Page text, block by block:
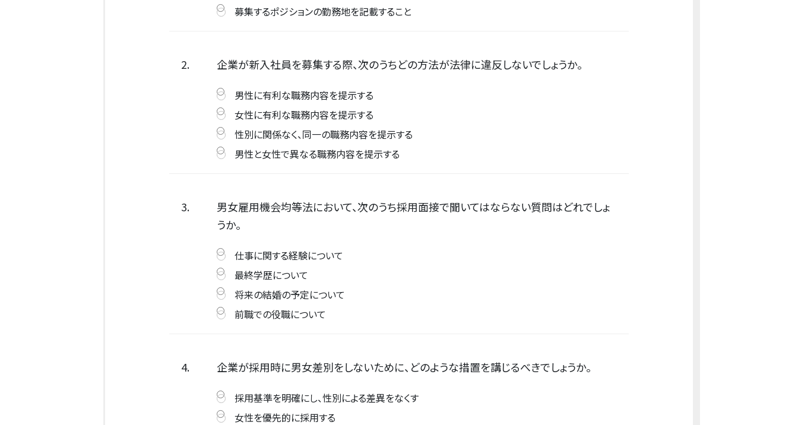
募集するポジションの勤務地を記載すること
2. 企業が新入社員を募集する際、次のうちどの方法が法律に違反しないでしょうか。
男性に有利な職務内容を提示する
女性に有利な職務内容を提示する
性別に関係なく、同一の職務内容を提示する
男性と女性で異なる職務内容を提示する
3.
男女雇用機会均等法において、次のうち採用面接で聞いてはならない質問はどれでしょ
うか。
仕事に関する経験について
最終学歴について
将来の結婚の予定について
前職での役職について
4. 企業が採用時に男女差別をしないために、どのような措置を講じるべきでしょうか。
採用基準を明確にし、性別による差異をなくす
女性を優先的に採用する